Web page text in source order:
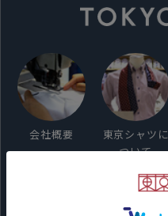
会社概要
東京シャツに
ついて